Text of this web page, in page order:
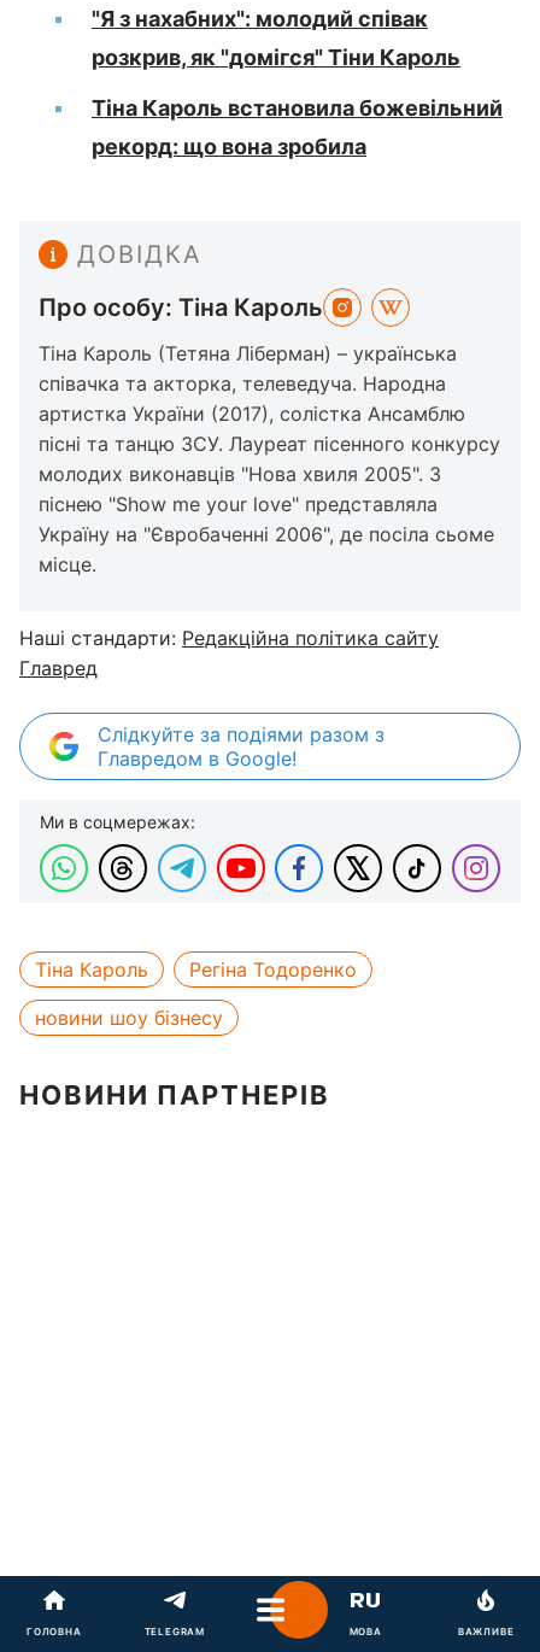
"Я з нахабних": молодий співак
розкрив, як "домігся" Тіни Кароль
Тіна Кароль встановила божевільний
рекорд: що вона зробила
ДОВІДКА
Про особу: Тіна Кароль
Тіна Кароль (Тетяна Ліберман) – українська
співачка та акторка, телеведуча. Народна
артистка України (2017), солістка Ансамблю
пісні та танцю ЗСУ. Лауреат пісенного конкурсу
молодих виконавців "Нова хвиля 2005". З
піснею "Show me your love" представляла
Україну на "Євробаченні 2006", де посіла сьоме
місце.
Наші стандарти: Редакційна політика сайту
Главред
Слідкуйте за подіями разом з
Главредом в Google!
Ми в соцмережах:
Тіна Кароль
Регіна Тодоренко
новини шоу бізнесу
НОВИНИ ПАРТНЕРІВ
ГОЛОВНА TELEGRAM МОВА ВАЖЛИВЕ